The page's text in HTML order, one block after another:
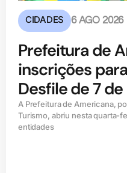
CIDADES 6 AGO 2026
Prefeitura de
inscrições
Desfile de 7
A Prefeitura de Americana,
Turismo, abriu nesta quarta-
entidades